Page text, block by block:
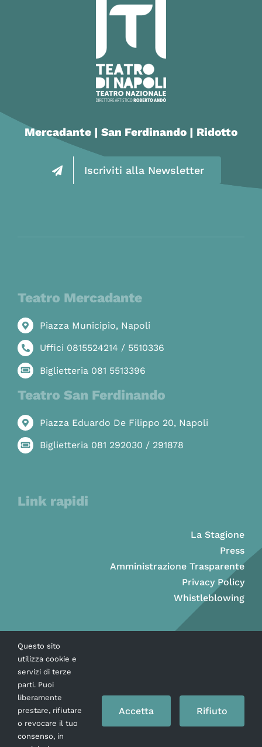
Mercadante | San Ferdinando | Ridotto
Iscriviti alla Newsletter
Teatro Mercadante
Piazza Municipio, Napoli
Uffici 0815524214 / 5510336
Biglietteria 081 5513396
Teatro San Ferdinando
Piazza Eduardo De Filippo 20, Napoli
Biglietteria 081 292030 / 291878
Link rapidi
La Stagione
Press
Amministrazione Trasparente
Privacy Policy
Whistleblowing
Questo sito
utilizza cookie e
servizi di terze
parti. Puoi
liberamente
prestare, rifiutare
o revocare il tuo
consenso, in
Accetta Rifiuto